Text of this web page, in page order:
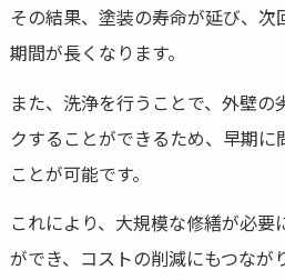
その結果、塗装の寿命が延び、
期間が長くなります。
また、洗浄を行うことで、外壁の
クすることができるため、早期に
ことが可能です。
これにより、大規模な修繕が必要
ができ、コストの削減にもつなが